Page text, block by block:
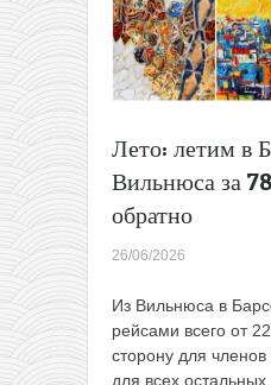
обратно
Лето: летим в
Вильнюса за
обратно
26/06/2026
Из Вильнюса в
рейсами всего от
сторону для
для всех